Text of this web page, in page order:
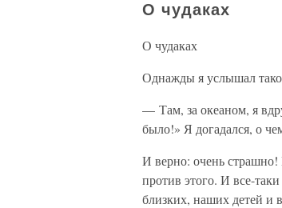
О чудаках
О чудаках
Однажды я услышал
— Там, за океаном, я
было!» Я догадался, о
И верно: очень
против этого. И все-
близких, наших детей и